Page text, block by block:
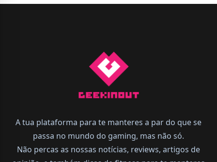
A tua plataforma para te manteres a par do que se
passa no mundo do gaming, mas não só.
Não percas as nossas notícias, reviews, artigos de